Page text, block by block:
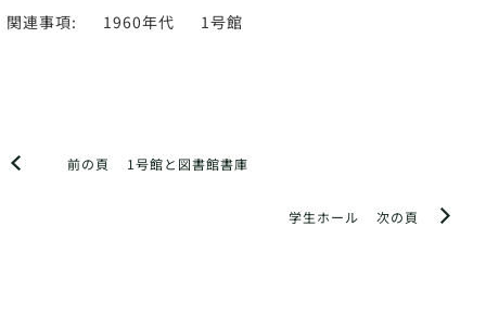
関連事項: 1960年代 1号館
前の頁 1号館と図書館書庫
次の頁
学生ホール